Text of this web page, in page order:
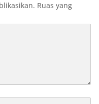
Ruas yang